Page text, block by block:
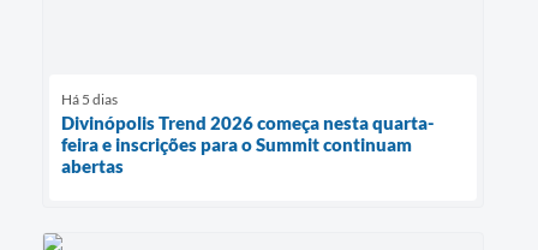
Há 5 dias
Divinópolis Trend 2026 começa nesta quarta-
feira e inscrições para o Summit continuam
abertas